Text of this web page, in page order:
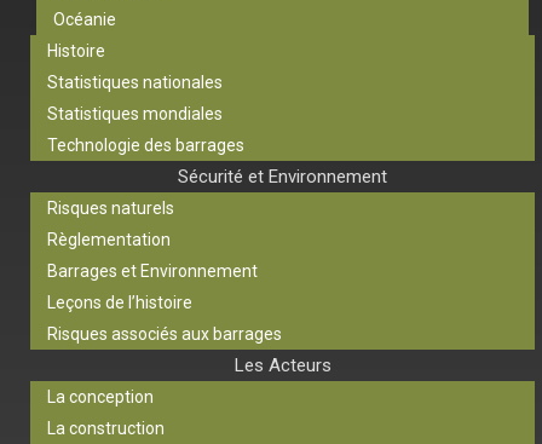
Océanie
Histoire
Statistiques nationales
Statistiques mondiales
Technologie des barrages
Sécurité et Environnement
Risques naturels
Règlementation
Barrages et Environnement
Leçons de l’histoire
Risques associés aux barrages
Les Acteurs
La conception
La construction